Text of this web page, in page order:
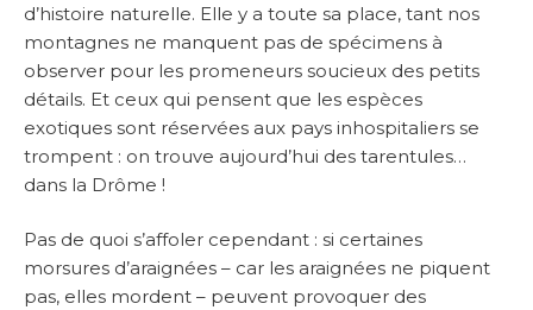
d’histoire naturelle. Elle y a toute sa place, tant nos
montagnes ne manquent pas de spécimens à
observer pour les promeneurs soucieux des petits
détails. Et ceux qui pensent que les espèces
exotiques sont réservées aux pays inhospitaliers se
trompent : on trouve aujourd’hui des tarentules…
dans la Drôme !
Pas de quoi s’affoler cependant : si certaines
morsures d’araignées – car les araignées ne piquent
pas, elles mordent – peuvent provoquer des